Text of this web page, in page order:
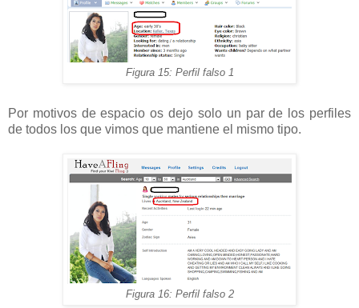
Figura 15: Perfil falso 1
Por motivos de espacio os dejo solo un par de los perfiles
de todos los que vimos que mantiene el mismo tipo.
Figura 16: Perfil falso 2